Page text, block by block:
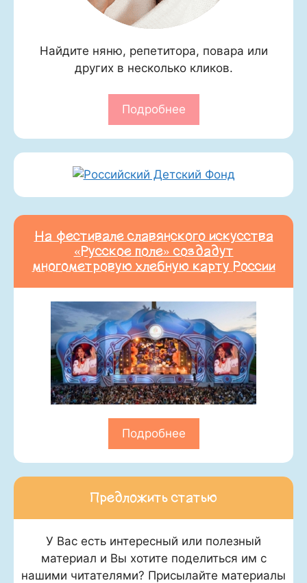
Найдите няню, репетитора, повара или
других в несколько кликов.
Подробнее
На фестивале славянского искусства
«Русское поле» создадут
многометровую хлебную карту России
Подробнее
Предложить статью
У Вас есть интересный или полезный
материал и Вы хотите поделиться им с
нашими читателями? Присылайте материалы